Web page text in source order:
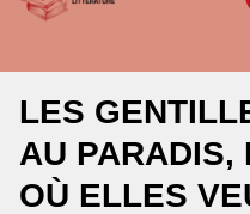
LES
AU PARADIS,
OÙ ELLES